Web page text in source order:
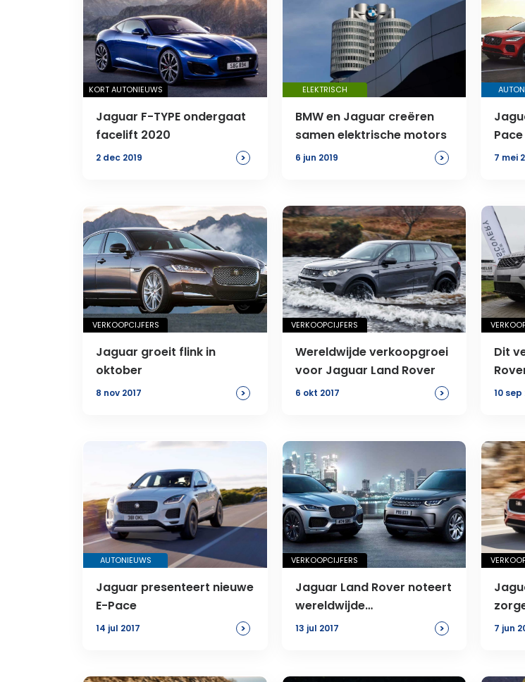
KORT AUTONIEUWS
Jaguar F-TYPE ondergaat
facelift 2020
2 dec 2019 >
ELEKTRISCH
BMW en Jaguar creëren
samen elektrische motors
6 jun 2019 > 7 mei
VERKOOPCIJFERS
Jaguar groeit flink in
oktober
8 nov 2017 >
VERKOOPCIJFERS
Wereldwijde verkoopgroei
voor Jaguar Land Rover
6 okt 2017 >
Dit
10 sep
AUTONIEUWS
Jaguar presenteert nieuwe
E-Pace
14 jul 2017 >
VERKOOPCIJFERS
Jaguar Land Rover noteert
wereldwijde
verkooptoename
13 jul 2017 > 7 jun